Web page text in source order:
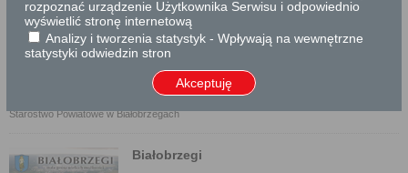
Urząd Gminy w Belsku Dużym
Starostwo Powiatowe w Białobrzegach
Białobrzegi
rozpoznać urządzenie Użytkownika Serwisu i odpowiednio
wyświetlić stronę internetową
Analizy i tworzenia statystyk - Wpływają na wewnętrzne
statystyki odwiedzin stron
Akceptuję